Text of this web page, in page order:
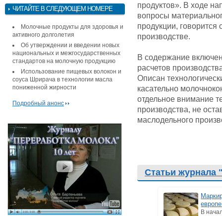
ЧИТАЙТЕ В СЛЕДУЮЩЕМ НОМЕРЕ
Молочные продукты для здоровья и
активного долголетия
Об утверждении и введении новых
национальных и межгосударственных
стандартов на молочную продукцию
Использование пищевых волокон и
соуса Шрирача в технологии масла
пониженной жирности
Подробный анонс
продуктов». В ходе
вопросы
продукции, говорится
производстве.
В содержание
расчетов
Описан
касательно
отдельное внимание
производства, не
маслодельного
Статьи журнала
В